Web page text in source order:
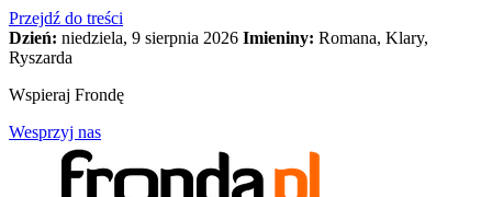
Przejdź do treści
Dzień: niedziela, 9 sierpnia 2026 Imieniny: Romana, Klary,
Ryszarda
Wspieraj Frondę
Wesprzyj nas